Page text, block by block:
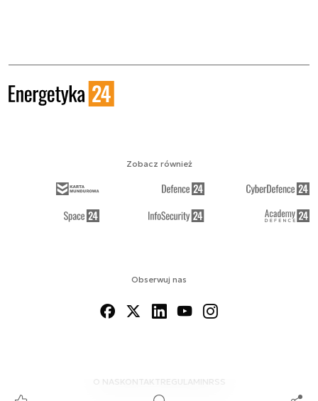
Obserwuj nas
O NAS KONTAKTREGULAMINRSS
Zobacz również